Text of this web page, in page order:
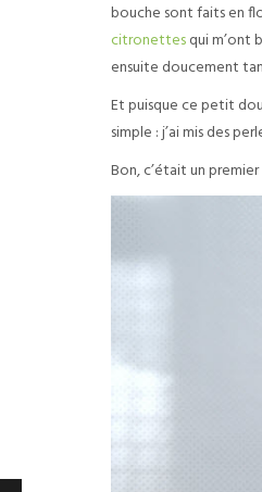
bouche sont faits en
citronettesqui m’ont
ensuite doucement
Et puisque ce petit
simple : j’ai mis des
Bon, c’était un